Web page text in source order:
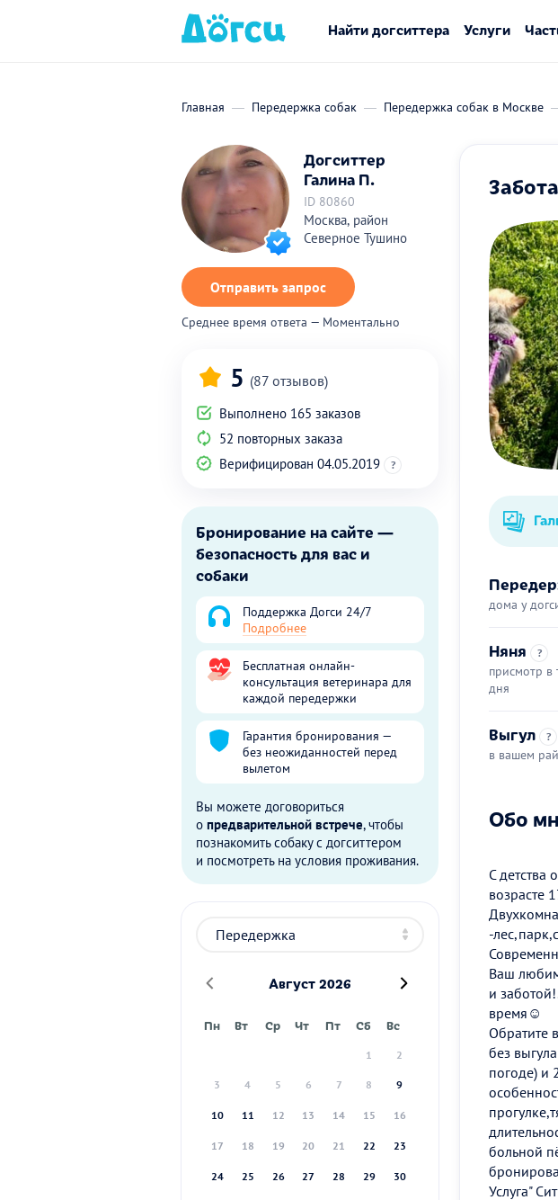
Найти догситтера Услуги
Главная Передержка собак Передержка собак в Москве
Догситтер
Галина П.
ID 80860
Москва, район
Северное Тушино
Отправить запрос
Среднее время ответа — Моментально
5 (87 отзывов)
Выполнено 165 заказов
52 повторных заказа
Верифицирован 04.05.2019
?
Бронирование на сайте —
безопасность для вас и
собаки
Поддержка Догси 24/7
Подробнее
Бесплатная онлайн-
консультация ветеринара для
каждой передержки
Гарантия бронирования —
без неожиданностей перед
вылетом
Вы можете договориться
о предварительной встрече, чтобы
познакомить собаку с догситтером
и посмотреть на условия проживания.
Август 2026
Пн Вт Ср Чт Пт Сб Вс
1 2
3 4 5 6 7 8 9
10 11 12 13 14 15 16
17 18 19 20 21 22 23
24 25 26 27 28 29 30
дома у
Няня ?
присмотр в
дня
Выгул ?
в вашем
Обо
С
возрасте
-
Ваш
и
время☺️
Обратите
без
погоде) и
больной
Услуга"